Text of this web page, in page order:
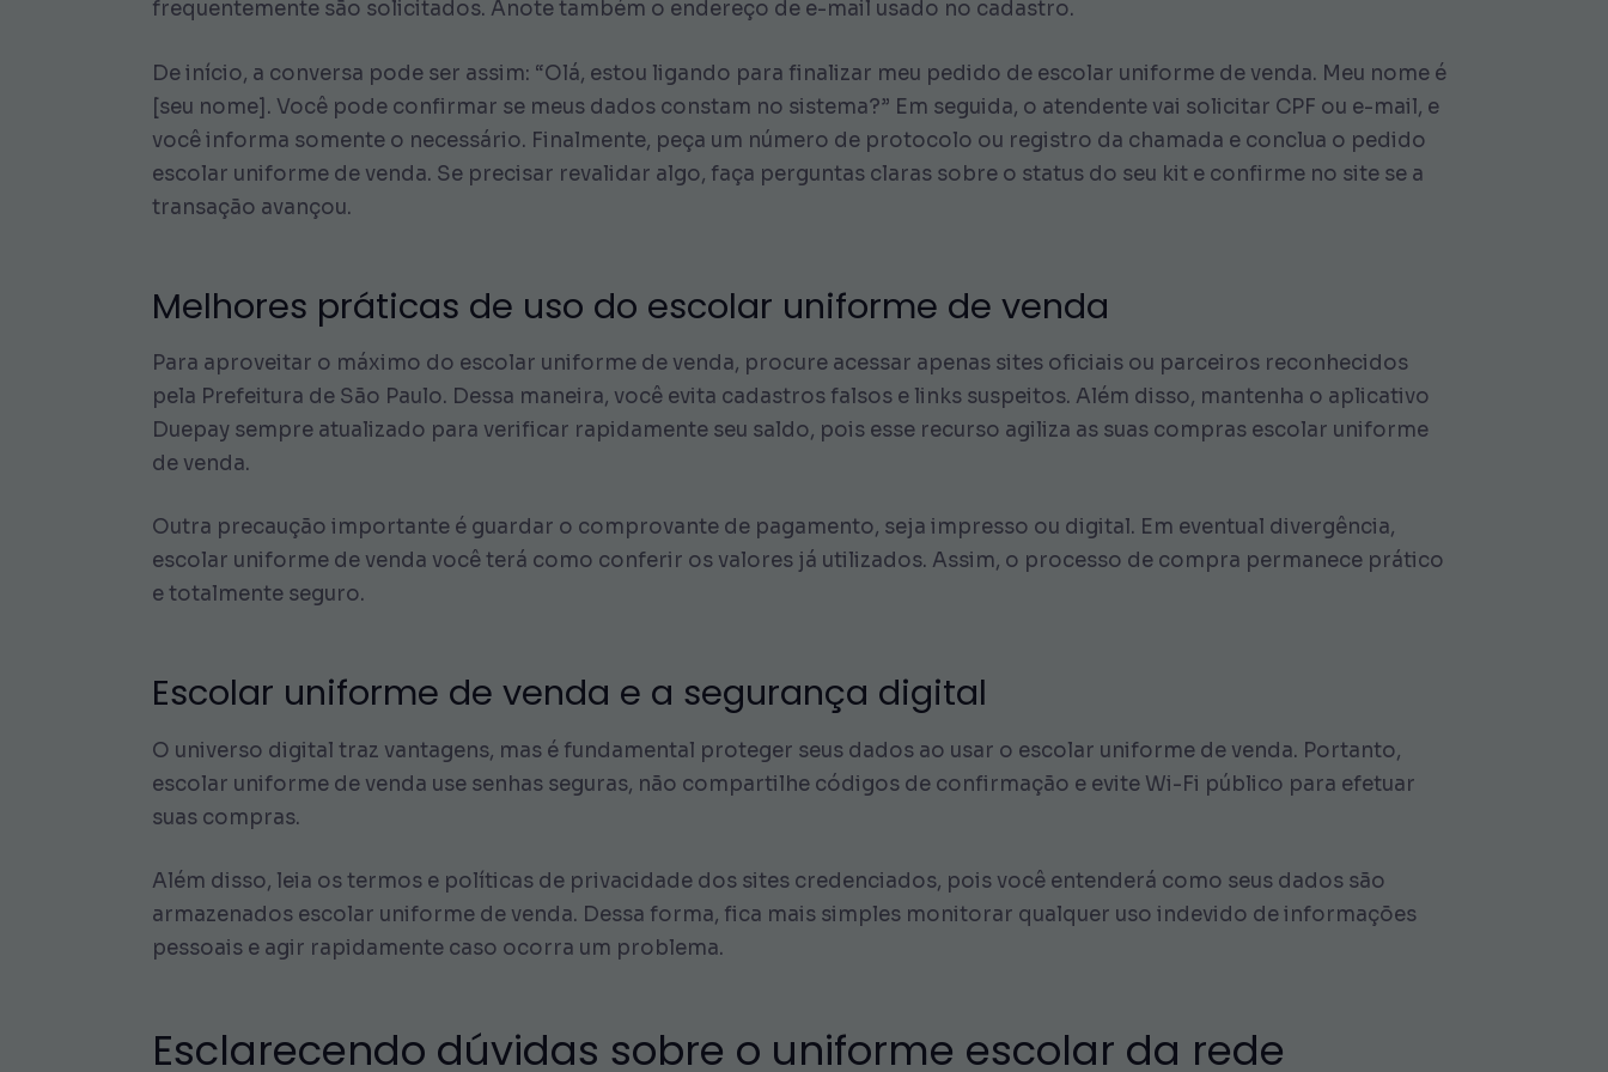
frequentemente são solicitados. Anote também o endereço de e-mail usado no cadastro.
De início, a conversa pode ser assim: “Olá, estou ligando para finalizar meu pedido de escolar uniforme de venda. Meu nome é
[seu nome]. Você pode confirmar se meus dados constam no sistema?” Em seguida, o atendente vai solicitar CPF ou e-mail, e
você informa somente o necessário. Finalmente, peça um número de protocolo ou registro da chamada e conclua o pedido
escolar uniforme de venda. Se precisar revalidar algo, faça perguntas claras sobre o status do seu kit e confirme no site se a
transação avançou.
Melhores práticas de uso do escolar uniforme de venda
Para aproveitar o máximo do escolar uniforme de venda, procure acessar apenas sites oficiais ou parceiros reconhecidos
pela Prefeitura de São Paulo. Dessa maneira, você evita cadastros falsos e links suspeitos. Além disso, mantenha o aplicativo
Duepay sempre atualizado para verificar rapidamente seu saldo, pois esse recurso agiliza as suas compras escolar uniforme
de venda.
Outra precaução importante é guardar o comprovante de pagamento, seja impresso ou digital. Em eventual divergência,
escolar uniforme de venda você terá como conferir os valores já utilizados. Assim, o processo de compra permanece prático
e totalmente seguro.
Escolar uniforme de venda e a segurança digital
O universo digital traz vantagens, mas é fundamental proteger seus dados ao usar o escolar uniforme de venda. Portanto,
escolar uniforme de venda use senhas seguras, não compartilhe códigos de confirmação e evite Wi-Fi público para efetuar
suas compras.
Além disso, leia os termos e políticas de privacidade dos sites credenciados, pois você entenderá como seus dados são
armazenados escolar uniforme de venda. Dessa forma, fica mais simples monitorar qualquer uso indevido de informações
pessoais e agir rapidamente caso ocorra um problema.
Esclarecendo dúvidas sobre o uniforme escolar da rede